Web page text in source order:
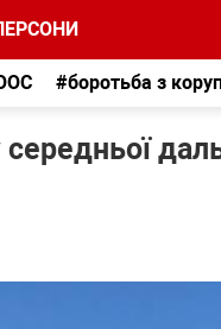
#боротьба з